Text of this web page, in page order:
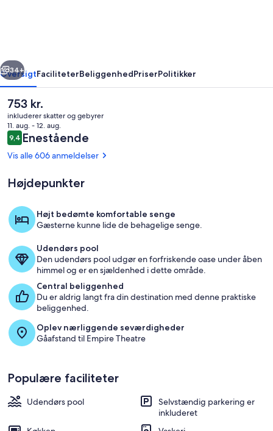
Næste
34+
OversigtFaciliteterBeliggenhedPriserPolitikker
Den
nuværende
pris
er
753 kr.
753 kr.
inkluderer skatter og gebyrer
11. aug. - 12. aug.
Anmeldelser
9,49,4 ud af 10.
Enestående
Vis alle 606 anmeldelser
Højdepunkter
Højt bedømte komfortable senge
Gæsterne kunne lide de behagelige senge.
Udendørs pool
Den udendørs pool udgør en forfriskende oase under åben
himmel og er en sjældenhed i dette område.
Central beliggenhed
Du er aldrig langt fra din destination med denne praktiske
beliggenhed.
Oplev nærliggende seværdigheder
Gåafstand til Empire Theatre
Populære faciliteter
Udendørs pool
Selvstændig parkering er
inkluderet